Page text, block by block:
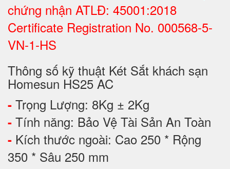
chứng nhận ATLĐ: 45001:2018
Certificate Registration No. 000568-5-
VN-1-HS
Thông số kỹ thuật Két Sắt khách sạn
Homesun HS25 AC
- Trọng Lượng: 8Kg ± 2Kg
- Tính năng: Bảo Vệ Tài Sản An Toàn
- Kích thước ngoài: Cao 250 * Rộng
350 * Sâu 250 mm